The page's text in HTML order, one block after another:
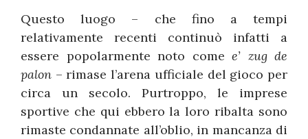
Questo luogo – che fino a tempi
relativamente recenti continuò infatti a
essere popolarmente noto come e’ zug de
palon – rimase l’arena ufficiale del gioco per
circa un secolo. Purtroppo, le imprese
sportive che qui ebbero la loro ribalta sono
rimaste condannate all’oblio, in mancanza di